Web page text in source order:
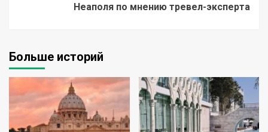
Неаполя по мнению тревел-эксперта
Больше историй